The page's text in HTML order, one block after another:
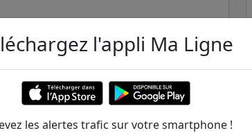
situées à moins de 1km de la gare
l'appli Ma Ligne
les alertes trafic sur votre smartphone !